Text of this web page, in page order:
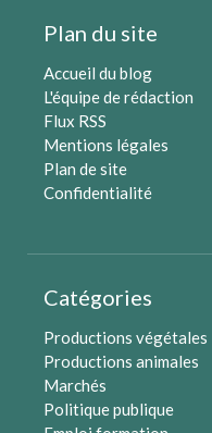
Plan du site
Accueil du blog
L'équipe de rédaction
Flux RSS
Mentions légales
Plan de site
Confidentialité
Catégories
Productions végétales
Productions animales
Marchés
Politique publique